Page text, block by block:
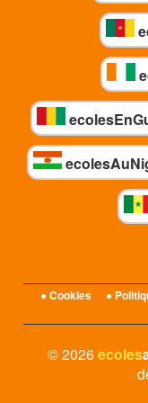
● Cookies ●
© 2026ecoles